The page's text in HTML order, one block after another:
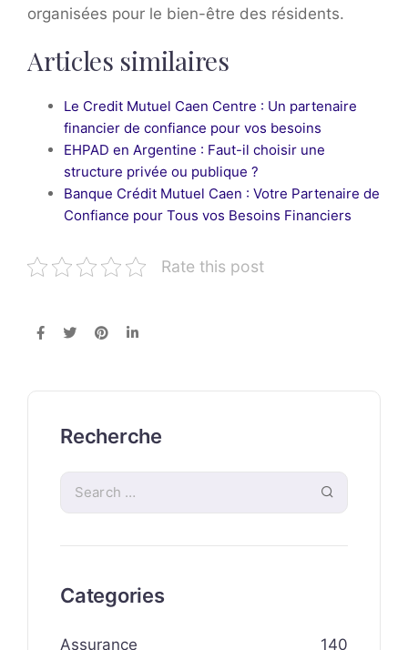
organisées pour le bien-être des résidents.
Articles similaires
Le Credit Mutuel Caen Centre : Un partenaire
financier de confiance pour vos besoins
EHPAD en Argentine : Faut-il choisir une
structure privée ou publique ?
Banque Crédit Mutuel Caen : Votre Partenaire de
Confiance pour Tous vos Besoins Financiers
Rate this post
Recherche
Categories
Assurance 140